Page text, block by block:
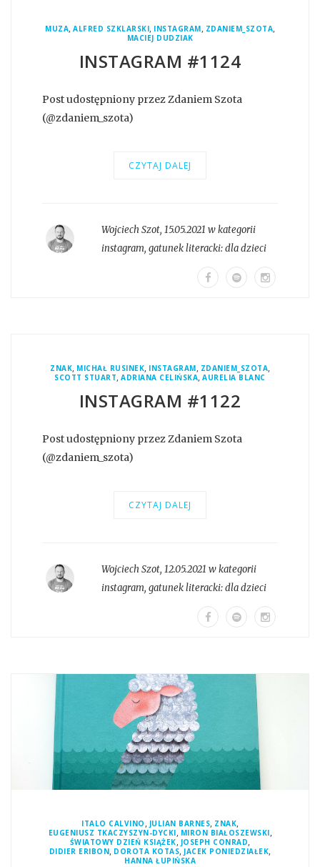
MUZA, ALFRED SZKLARSKI, INSTAGRAM, ZDANIEM_SZOTA,
MACIEJ DUDZIAK
INSTAGRAM #1124
Post udostępniony przez Zdaniem Szota
(@zdaniem_szota)
CZYTAJ DALEJ
Wojciech Szot, 15.05.2021 w kategorii
instagram, gatunek literacki:dla dzieci
ZNAK, MICHAŁ RUSINEK, INSTAGRAM, ZDANIEM_SZOTA,
SCOTT STUART,ADRIANA CELIŃSKA,AURELIA BLANC
INSTAGRAM #1122
Post udostępniony przez Zdaniem Szota
(@zdaniem_szota)
CZYTAJ DALEJ
Wojciech Szot, 12.05.2021 w kategorii
instagram, gatunek literacki:dla dzieci
ITALO CALVINO , JULIAN BARNES, ZNAK,
EUGENIUSZ TKACZYSZYN-DYCKI, MIRON BIAŁOSZEWSKI,
ŚWIATOWY DZIEŃ KSIĄŻEK, JOSEPH CONRAD,
DIDIER ERIBON, DOROTA KOTAS, JACEK PONIEDZIAŁEK,
HANNA ŁUPIŃSKA